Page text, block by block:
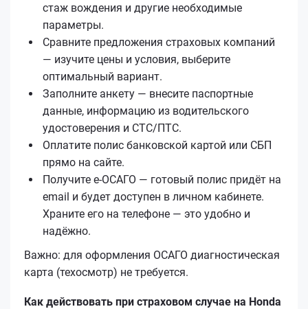
стаж вождения и другие необходимые
параметры.
Сравните предложения страховых компаний
— изучите цены и условия, выберите
оптимальный вариант.
Заполните анкету — внесите паспортные
данные, информацию из водительского
удостоверения и СТС/ПТС.
Оплатите полис банковской картой или СБП
прямо на сайте.
Получите е‑ОСАГО — готовый полис придёт на
email и будет доступен в личном кабинете.
Храните его на телефоне — это удобно и
надёжно.
Важно: для оформления ОСАГО диагностическая
карта (техосмотр) не требуется.
Как действовать при страховом случае на Honda